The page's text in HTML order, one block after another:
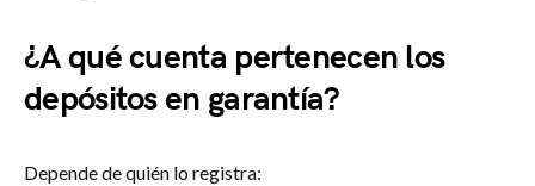
¿A qué cuenta pertenecen los
depósitos en garantía?
Depende de quién lo registra: